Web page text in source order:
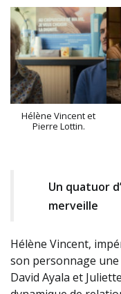
Hélène Vincent et
Pierre Lottin.
Un quatuor
merveille
Hélène Vincent,
son personnage
David Ayala et